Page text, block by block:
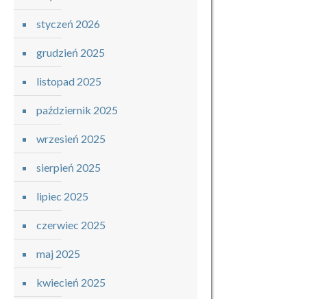
styczeń 2026
grudzień 2025
listopad 2025
październik 2025
wrzesień 2025
sierpień 2025
lipiec 2025
czerwiec 2025
maj 2025
kwiecień 2025